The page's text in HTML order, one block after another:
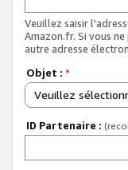
Veuillez saisir
Amazon.fr. Si vous
autre adresse
Objet : *
Veuillez
ID Partenaire :